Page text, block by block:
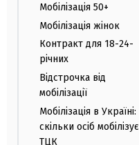
Мобілізація 50+
Мобілізація жінок
Контракт для 18-24-
річних
Відстрочка від
мобілізації
Мобілізація в Україні:
скільки осіб мобілізує
ТЦК